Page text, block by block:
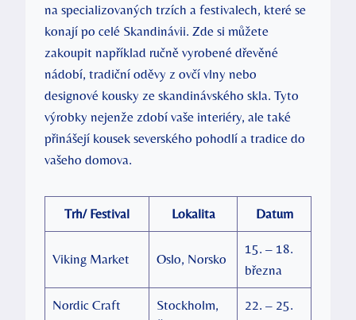
na specializovaných trzích a festivalech, které se
konají po celé Skandinávii. Zde si můžete
zakoupit například ručně vyrobené dřevěné
nádobí, tradiční oděvy z ovčí vlny nebo
designové kousky ze skandinávského skla. Tyto
výrobky nejenže zdobí vaše interiéry, ale také
přinášejí kousek severského pohodlí a tradice do
vašeho domova.
Trh/ Festival Lokalita Datum
Viking Market Oslo, Norsko
15. – 18.
března
Nordic Craft
Stockholm,
22. – 25.